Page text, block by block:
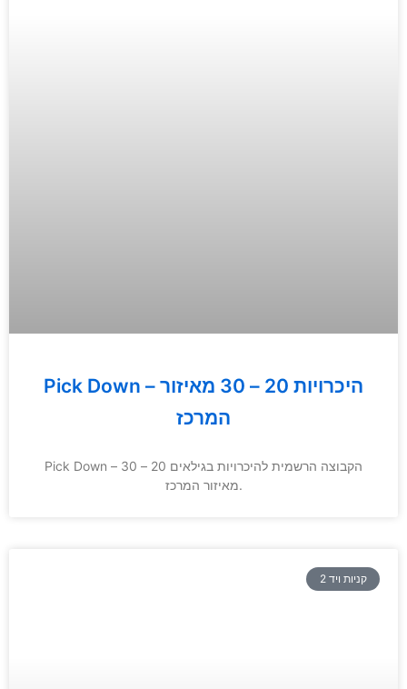
Pick Down – היכרויות 20 – 30 מאיזור
המרכז
Pick Down – הקבוצה הרשמית להיכרויות בגילאים 20 – 30
מאיזור המרכז.
קניות ויד 2